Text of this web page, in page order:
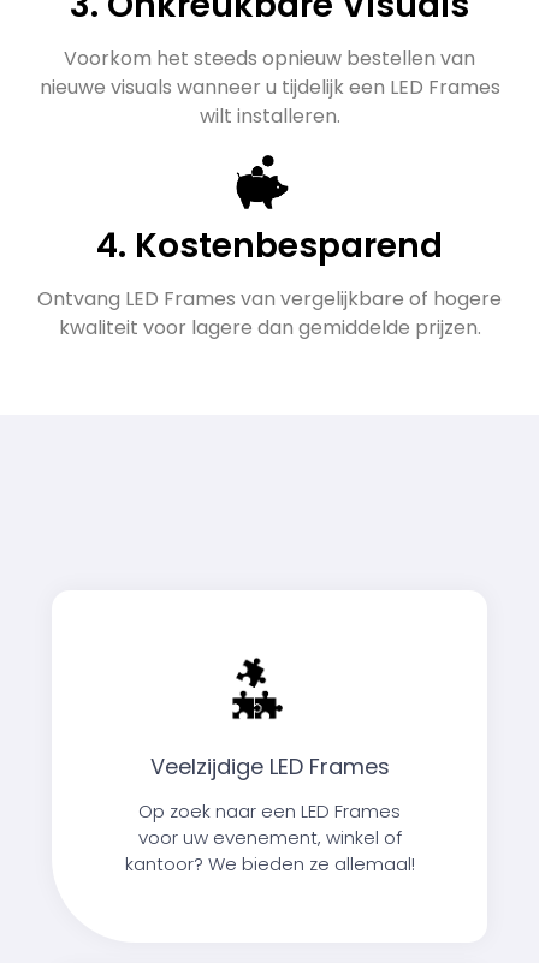
Voorkom het steeds opnieuw bestellen van
nieuwe visuals wanneer u tijdelijk een LED Frames
wilt installeren.
4. Kostenbesparend
Ontvang LED Frames van vergelijkbare of hogere
kwaliteit voor lagere dan gemiddelde prijzen.
Veelzijdige LED Frames
Op zoek naar een LED Frames
voor uw evenement, winkel of
kantoor? We bieden ze allemaal!